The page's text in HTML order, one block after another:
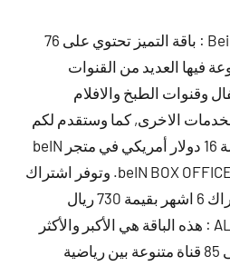
باقة التميز Bein Premium : باقة التميز تحتوي على 76
فيها العديد من القنوات
وقنوات الطبخ والافلام
الاخرى, كما وستقدم لكم
Bein رصيد مجاني بقيمة 16 دولار أمريكي في متجر beIN
ON DEMAND وقنوات beIN BOX OFFICE. وتوفر اشتراك
باقة القمة ALL Ultimate : هذه الباقة هي الأكبر والأكثر
شمولاً والتي تحوي على 85 قناة متنوعة بين رياضية